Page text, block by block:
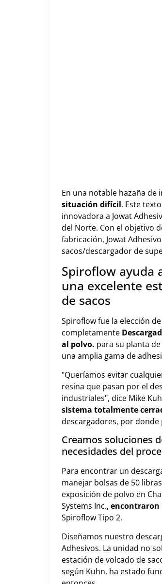
En una notable hazaña de
situación difícil. Este
innovadora a Jowat
del Norte. Con el objetivo
fabricación, Jowat
sacos/descargador de
Spiroflow ayuda
una excelente
de sacos
Spiroflow fue la elección
completamente
al polvo. para su planta
una amplia gama de
"Queríamos evitar
resina que pasan por el
industriales", dice Mike
sistema totalmente
descargadores, por
Creamos soluciones
necesidades del
Para encontrar un
manejar bolsas de 50
exposición de polvo en
Systems Inc., encontraron
Spiroflow Tipo 2.
Diseñamos nuestro
Adhesivos. La unidad no
estación de volcado de
según Kuhn, ha estado